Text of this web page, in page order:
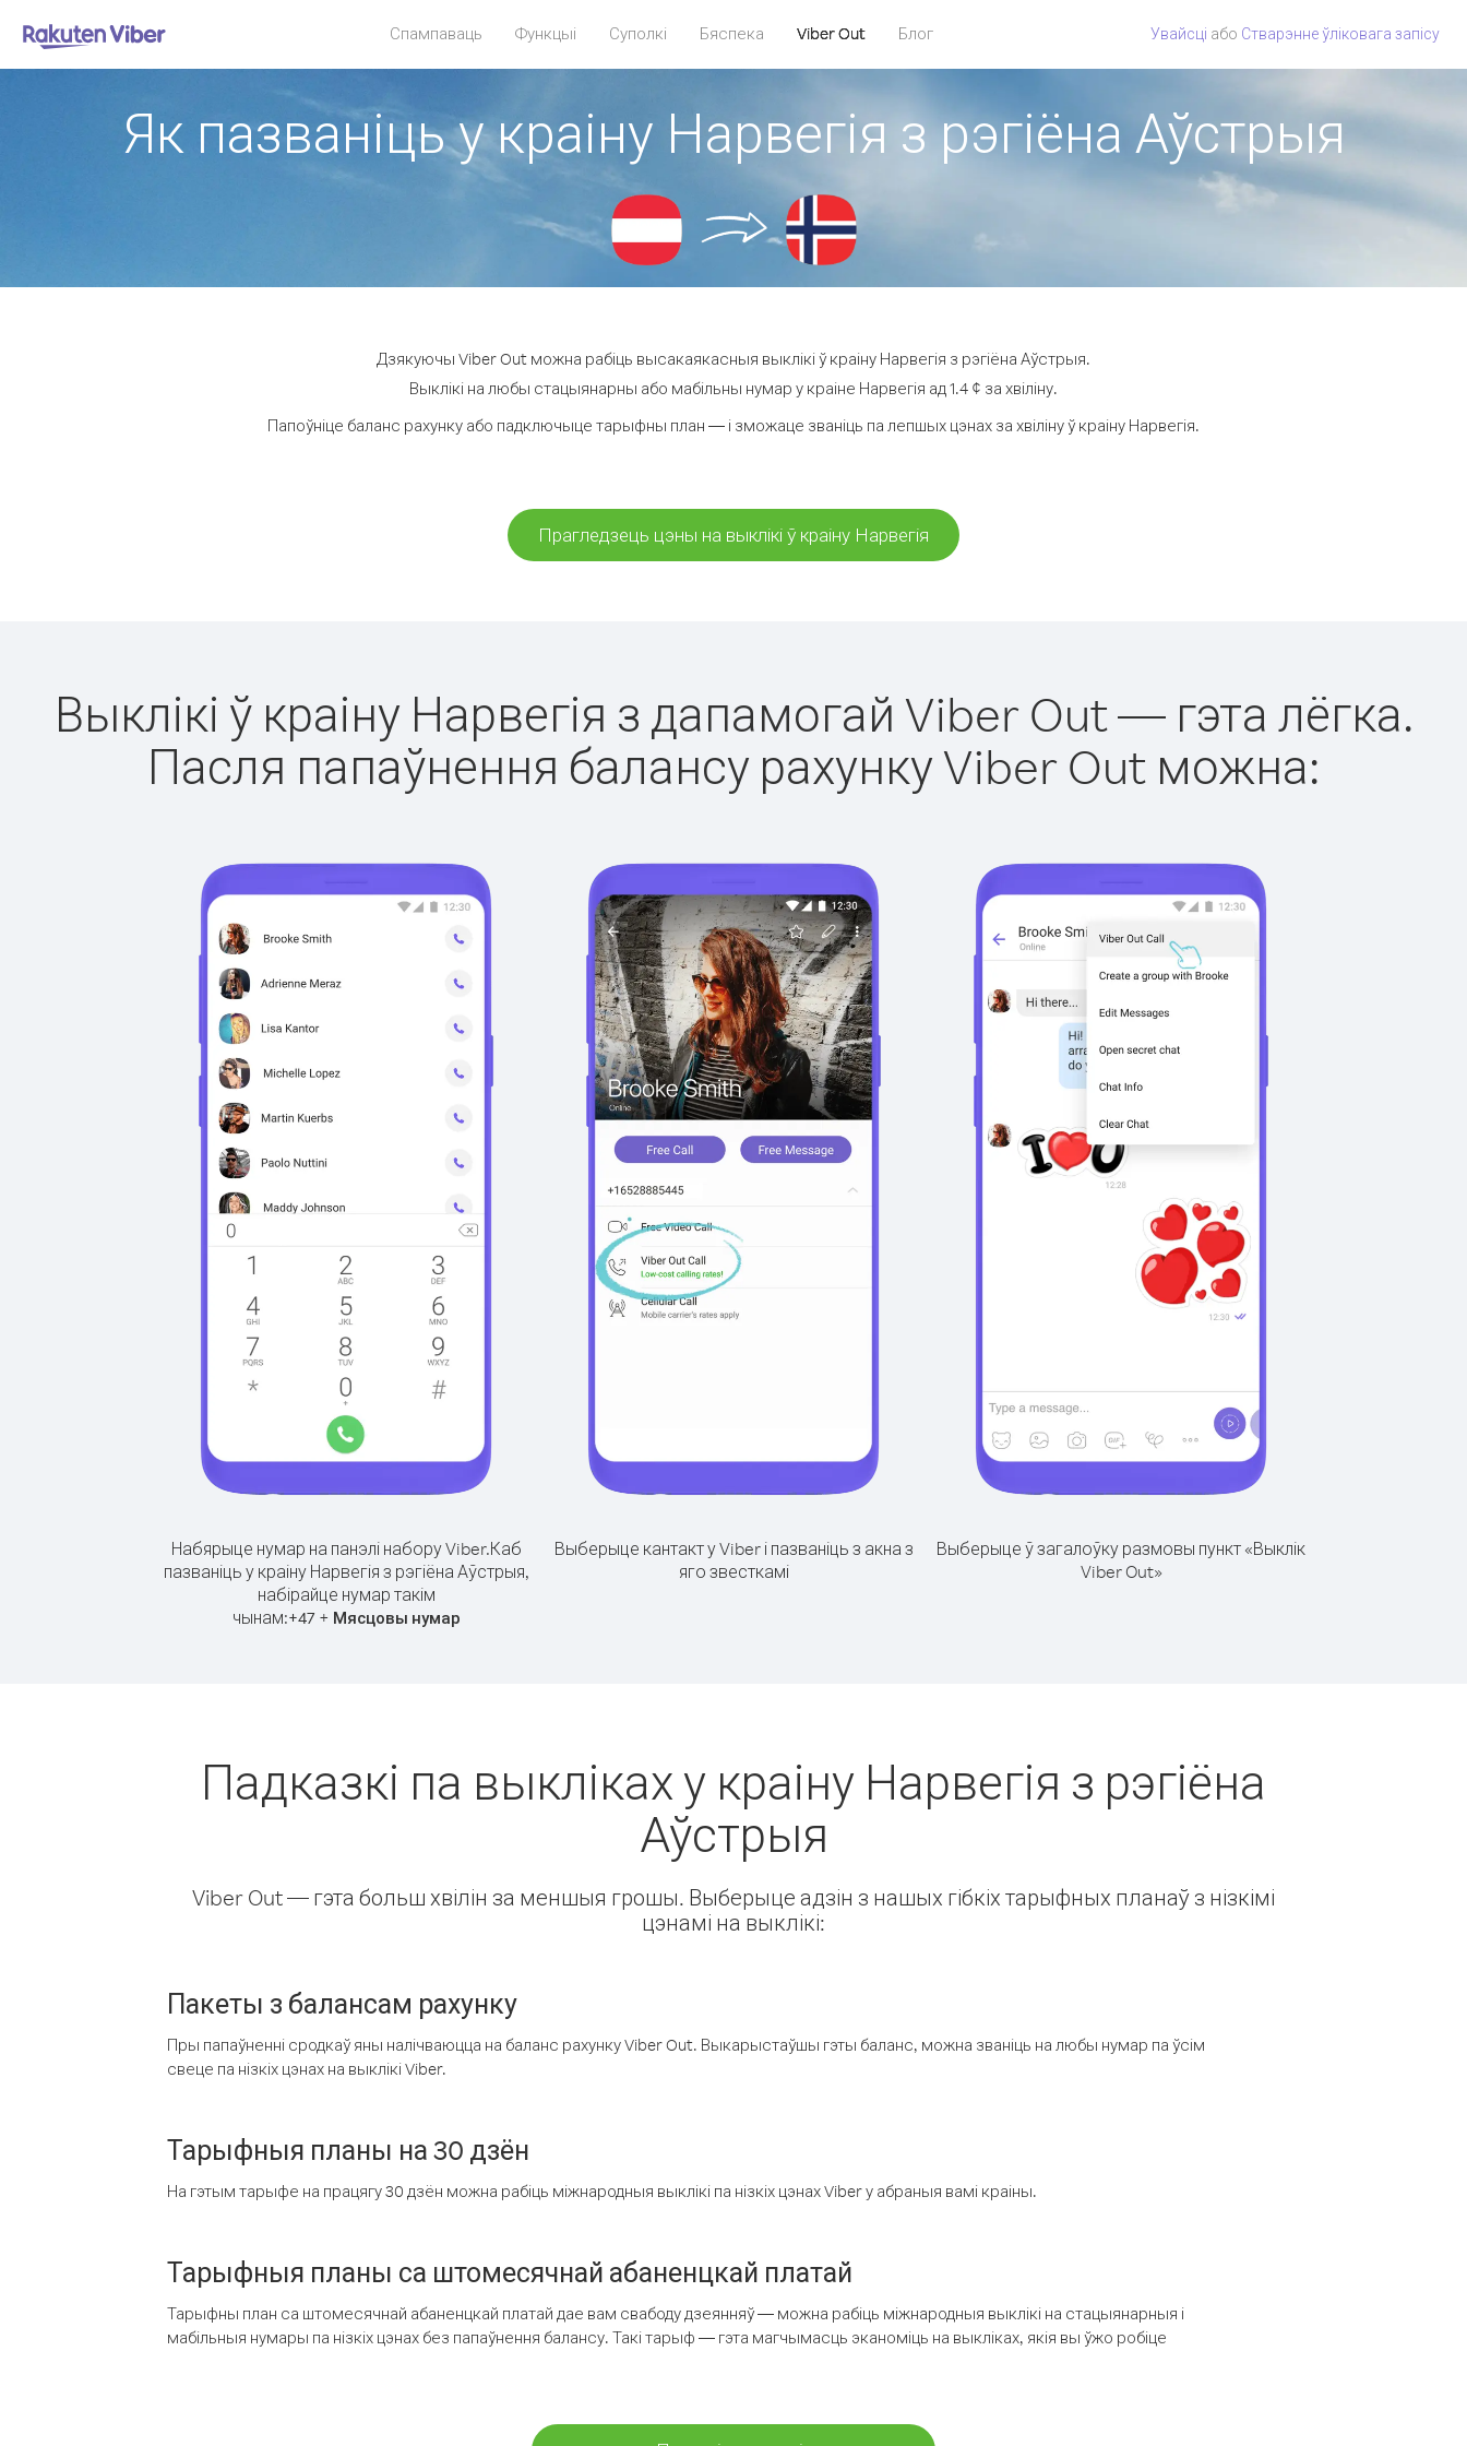
Спампаваць Функцыі Суполкі Бяспека Viber Out Блог Увайсці або Стварэнне ўліковага запісу
Як пазваніць у краіну Нарвегія з рэгіёна Аўстрыя
Дзякуючы Viber Out можна рабіць высакаякасныя выклікі ў краіну Нарвегія з рэгіёна Аўстрыя.
Выклікі на любы стацыянарны або мабільны нумар у краіне Нарвегія ад 1.4 ¢ за хвіліну.
Папоўніце баланс рахунку або падключыце тарыфны план — і зможаце званіць па лепшых цэнах за хвіліну ў краіну Нарвегія.
Прагледзець цэны на выклікі ў краіну Нарвегія
Выклікі ў краіну Нарвегія з дапамогай Viber Out — гэта лёгка.
Пасля папаўнення балансу рахунку Viber Out можна:
Набярыце нумар на панэлі набору Viber.Каб
пазваніць у краіну Нарвегія з рэгіёна Аўстрыя,
набірайце нумар такім
чынам:+47+ Мясцовы нумар
Выберыце кантакт у Viber і пазваніць з акна з
яго звесткамі
Выберыце ў загалоўку размовы пункт «Выклік
Viber Out»
Падказкі па выкліках у краіну Нарвегія з рэгіёна
Аўстрыя
Viber Out — гэта больш хвілін за меншыя грошы. Выберыце адзін з нашых гібкіх тарыфных планаў з нізкімі
цэнамі на выклікі:
Пакеты з балансам рахунку
Пры папаўненні сродкаў яны налічваюцца на баланс рахунку Viber Out. Выкарыстаўшы гэты баланс, можна званіць на любы нумар па ўсім
свеце па нізкіх цэнах на выклікі Viber.
Тарыфныя планы на 30 дзён
На гэтым тарыфе на працягу 30 дзён можна рабіць міжнародныя выклікі па нізкіх цэнах Viber у абраныя вамі краіны.
Тарыфныя планы са штомесячнай абаненцкай платай
Тарыфны план са штомесячнай абаненцкай платай дае вам свабоду дзеянняў — можна рабіць міжнародныя выклікі на стацыянарныя і
мабільныя нумары па нізкіх цэнах без папаўнення балансу. Такі тарыф — гэта магчымасць эканоміць на выкліках, якія вы ўжо робіце